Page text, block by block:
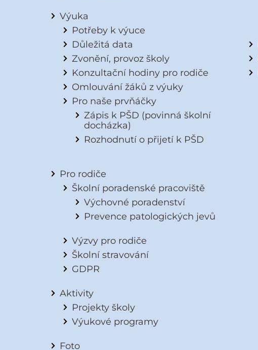
Výuka
Potřeby k výuce
Důležitá data
Zvonění, provoz školy
Konzultační hodiny pro rodiče
Omlouvání žáků z výuky
Pro naše prvňáčky
Zápis k PŠD (povinná školní
docházka)
Rozhodnutí o přijetí k PŠD
Pro rodiče
Školní poradenské pracoviště
Výchovné poradenství
Prevence patologických jevů
Výzvy pro rodiče
Školní stravování
GDPR
Aktivity
Projekty školy
Výukové programy
Foto